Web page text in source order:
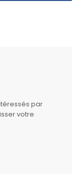
par
votre